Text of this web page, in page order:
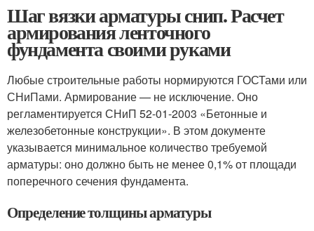
Шаг вязки арматуры снип. Расчет
армирования ленточного
фундамента своими руками
Любые строительные работы нормируются ГОСТами или
СНиПами. Армирование — не исключение. Оно
регламентируется СНиП 52-01-2003 «Бетонные и
железобетонные конструкции». В этом документе
указывается минимальное количество требуемой
арматуры: оно должно быть не менее 0,1% от площади
поперечного сечения фундамента.
Определение толщины арматуры